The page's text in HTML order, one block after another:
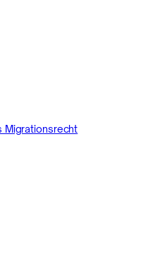
Migrationsrecht